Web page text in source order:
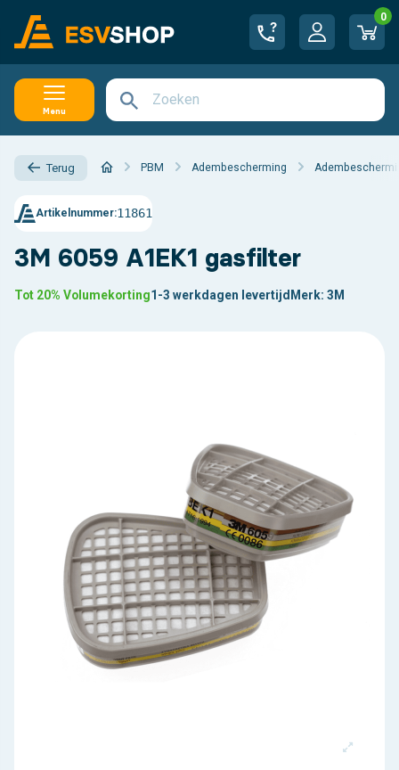
0
Menu
Terug PBM Adembescherming
3M 6059 A1EK1 gasfilter
Artikelnummer:11861
Tot 20% Volumekorting1-3 werkdagen levertijd Merk: 3M